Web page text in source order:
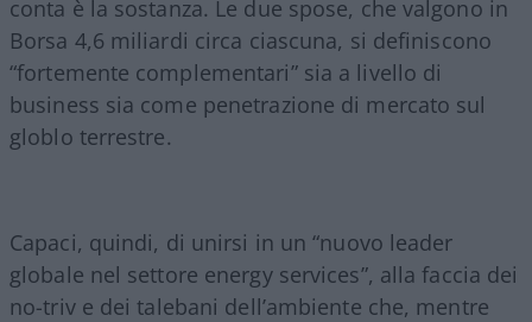
conta è la sostanza. Le due spose, che valgono in
Borsa 4,6 miliardi circa ciascuna, si definiscono
“fortemente complementari” sia a livello di
business sia come penetrazione di mercato sul
globlo terrestre.
Capaci, quindi, di unirsi in un “nuovo leader
globale nel settore energy services”, alla faccia dei
no-triv e dei talebani dell’ambiente che, mentre